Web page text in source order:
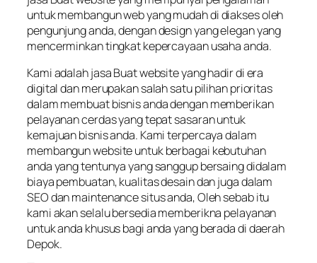
untuk membangun web yang mudah di diakses oleh
pengunjung anda, dengan design yang elegan yang
mencerminkan tingkat kepercayaan usaha anda.
Kami adalah jasa Buat website yang hadir di era
digital dan merupakan salah satu pilihan prioritas
dalam membuat bisnis anda dengan memberikan
pelayanan cerdas yang tepat sasaran untuk
kemajuan bisnis anda. Kami terpercaya dalam
membangun website untuk berbagai kebutuhan
anda yang tentunya yang sanggup bersaing didalam
biaya pembuatan, kualitas desain dan juga dalam
SEO dan maintenance situs anda, Oleh sebab itu
kami akan selalu bersedia memberikna pelayanan
untuk anda khusus bagi anda yang berada di daerah
Depok.